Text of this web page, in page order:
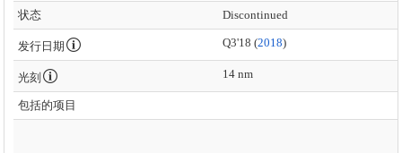
状态 Discontinued
发行日期 Q3'18 (2018)
光刻 14 nm
包括的项目